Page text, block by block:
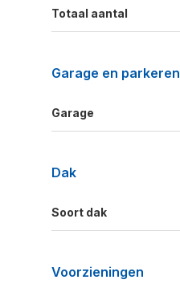
Totaal aantal
Garage en parkeren
Garage
Dak
Soort dak
Voorzieningen